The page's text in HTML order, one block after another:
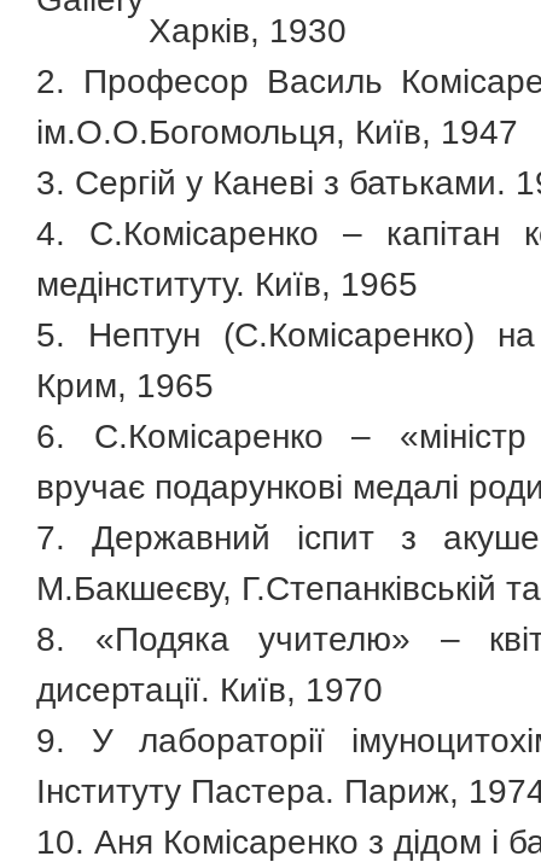
Харків, 1930
2. Професор Василь
ім.О.О.Богомольця, Київ, 1947
3. Сергій у Каневі з батьками.
4. C.Комісаренко – капітан
медінституту. Київ, 1965
5. Нептун (С.Комісаренко)
Крим, 1965
6. C.Комісаренко –
вручає подарункові медалі
7. Державний іспит з
М.Бакшеєву, Г.Степанківській
8. «Подяка учителю» –
дисертації. Київ, 1970
9. У лабораторії
Інституту Пастера. Париж,
10. Аня Комісаренко з дідом і